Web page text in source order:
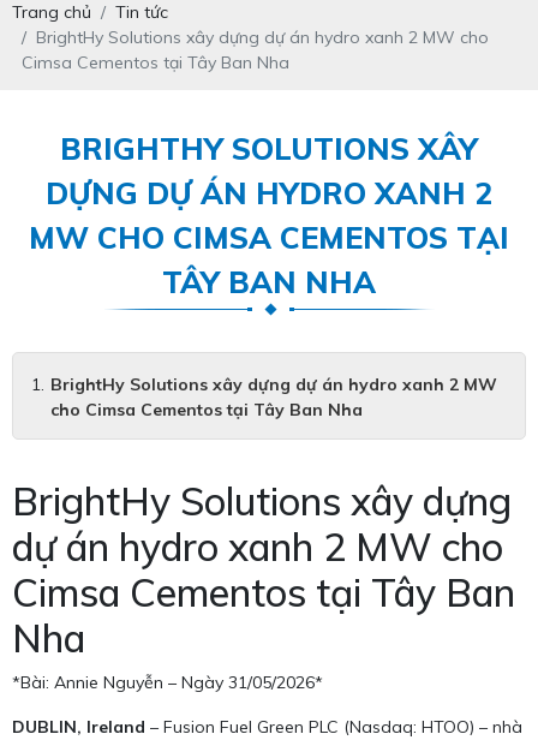
Trang chủ
Tin tức
BrightHy Solutions xây dựng dự án hydro xanh 2 MW cho
Cimsa Cementos tại Tây Ban Nha
BRIGHTHY SOLUTIONS XÂY
DỰNG DỰ ÁN HYDRO XANH 2
MW CHO CIMSA CEMENTOS TẠI
TÂY BAN NHA
BrightHy Solutions xây dựng dự án hydro xanh 2 MW
cho Cimsa Cementos tại Tây Ban Nha
BrightHy Solutions xây dựng
dự án hydro xanh 2 MW cho
Cimsa Cementos tại Tây Ban
Nha
*Bài: Annie Nguyễn – Ngày 31/05/2026*
DUBLIN, Ireland – Fusion Fuel Green PLC (Nasdaq: HTOO) – nhà